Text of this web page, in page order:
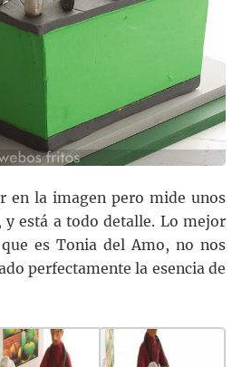
en la imagen pero mide unos
y está a todo detalle. Lo mejor
es Tonia del Amo, no nos
perfectamente la esencia de